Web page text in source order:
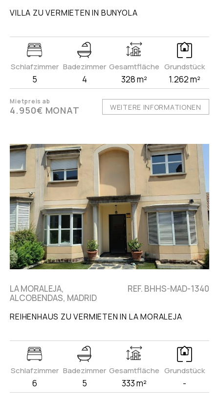
VILLA ZU VERMIETEN IN BUNYOLA
Schlafzimmer
5
Badezimmer
4
Gesamtfläche
328 m²
Grundstück
1.262 m²
Mietpreis ab
4.950€ MONAT WEITERE INFORMATIONEN
LA MORALEJA,
ALCOBENDAS, MADRID
REF. BHHS-MAD-1340
REIHENHAUS ZU VERMIETEN IN LA MORALEJA
Schlafzimmer
6
Badezimmer
5
Gesamtfläche
333 m²
Grundstück
-